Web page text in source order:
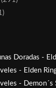
Doradas -
- Elden
- Demon´s